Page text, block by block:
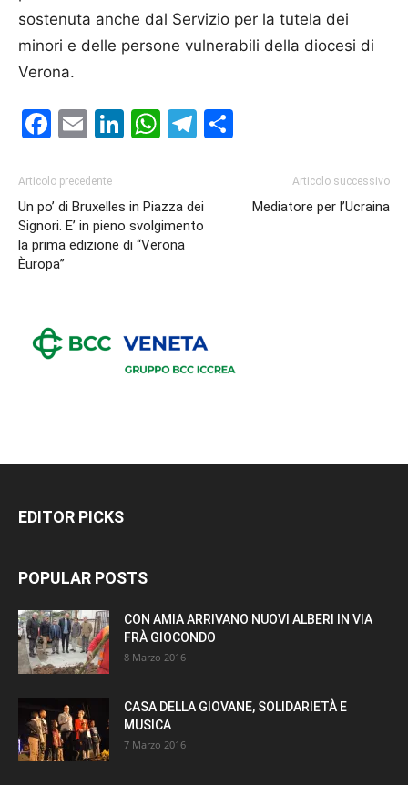
sostenuta anche dal Servizio per la tutela dei
minori e delle persone vulnerabili della diocesi di
Verona.
Facebook
EmailLinkedIn
WhatsApp
Telegram
Articolo precedente
Un po’ di Bruxelles in Piazza dei
Signori. E’ in pieno svolgimento
la prima edizione di “Verona
Èuropa’’
Articolo successivo
Mediatore per l’Ucraina
EDITOR PICKS
POPULAR POSTS
CON AMIA ARRIVANO NUOVI ALBERI IN VIA
FRÀ GIOCONDO
8 Marzo 2016
CASA DELLA GIOVANE, SOLIDARIETÀ E
MUSICA
7 Marzo 2016